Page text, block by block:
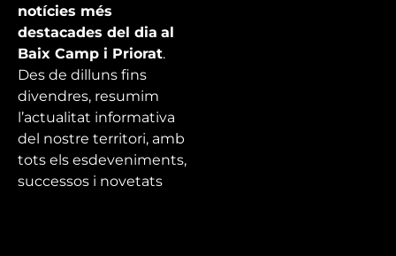
notícies més
destacades del dia al
Baix Camp i Priorat.
Des de dilluns fins
divendres, resumim
l’actualitat informativa
del nostre territori, amb
tots els esdeveniments,
successos i novetats